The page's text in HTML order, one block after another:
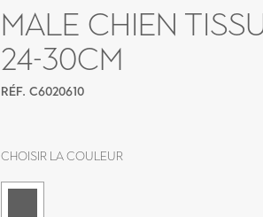
MALE CHIEN
24-30CM
RÉF. C6020610
Choisir la couleur